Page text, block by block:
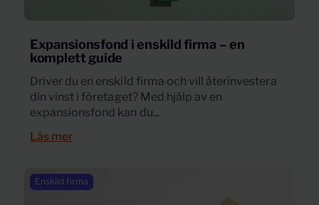
Expansionsfond i enskild firma – en
komplett guide
Driver du en enskild firma och vill återinvestera
din vinst i företaget? Med hjälp av en
expansionsfond kan du...
Läs mer
Enskild firma